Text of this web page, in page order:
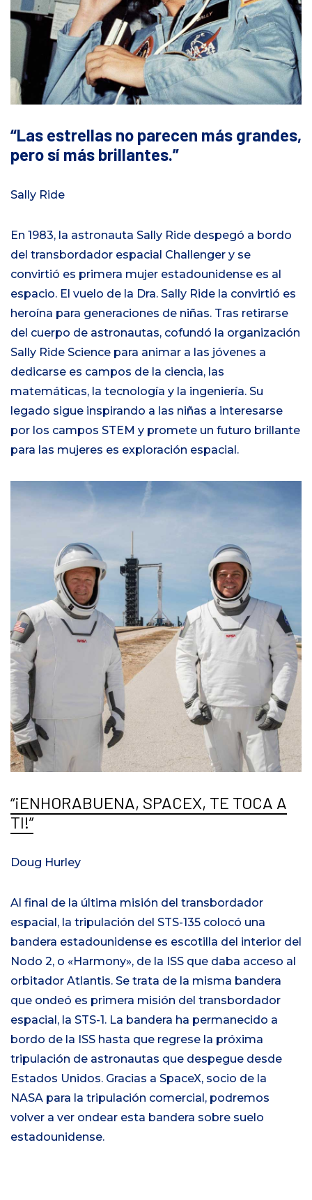
Las estrellas no parecen más grandes,
pero sí más brillantes.
Sally Ride
En 1983, la astronauta Sally Ride despegó a bordo
del transbordador espacial Challenger y se
convirtió es primera mujer estadounidense es al
espacio. El vuelo de la Dra. Sally Ride la convirtió es
heroína para generaciones de niñas. Tras retirarse
del cuerpo de astronautas, cofundó la organización
Sally Ride Science para animar a las jóvenes a
dedicarse es campos de la ciencia, las
matemáticas, la tecnología y la ingeniería. Su
legado sigue inspirando a las niñas a interesarse
por los campos STEM y promete un futuro brillante
para las mujeres es exploración espacial.
¡ENHORABUENA, SPACEX, TE TOCA A
TI!
Doug Hurley
Al final de la última misión del transbordador
espacial, la tripulación del STS-135 colocó una
bandera estadounidense es escotilla del interior del
Nodo 2, o «Harmony», de la ISS que daba acceso al
orbitador Atlantis. Se trata de la misma bandera
que ondeó es primera misión del transbordador
espacial, la STS-1. La bandera ha permanecido a
bordo de la ISS hasta que regrese la próxima
tripulación de astronautas que despegue desde
Estados Unidos. Gracias a SpaceX, socio de la
NASA para la tripulación comercial, podremos
volver a ver ondear esta bandera sobre suelo
estadounidense.